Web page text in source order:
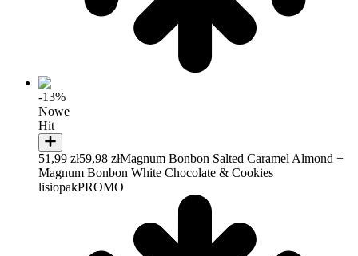
-13%
Nowe
Hit
51,99 zł59,98 złMagnum Bonbon Salted Caramel Almond +
Magnum Bonbon White Chocolate & Cookies
lisiopakPROMO